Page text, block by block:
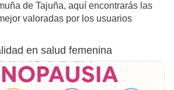
de Tajuña, aquí encontrarás las
valoradas por los usuarios
en salud femenina